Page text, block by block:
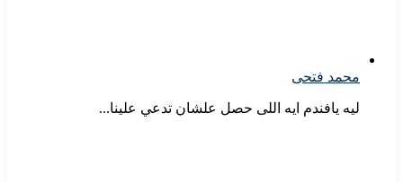
محمد فتحى
ليه يافندم ايه اللى حصل علشان تدعي علينا...